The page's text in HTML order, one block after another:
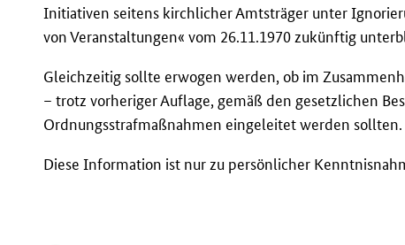
Initiativen seitens kirchlicher Amtsträger unter
von Veranstaltungen« vom 26.11.1970 zukünftig
Gleichzeitig sollte erwogen werden, ob im
– trotz vorheriger Auflage, gemäß den gesetzlichen
Ordnungsstrafmaßnahmen eingeleitet werden sollten.
Diese Information ist nur zu persönlicher